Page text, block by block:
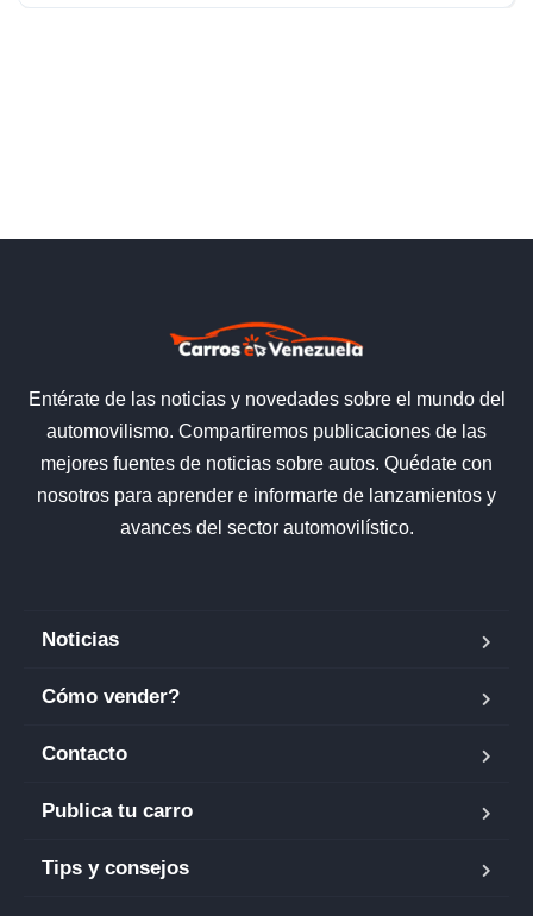
Entérate de las noticias y novedades sobre el mundo del
automovilismo. Compartiremos publicaciones de las
mejores fuentes de noticias sobre autos. Quédate con
nosotros para aprender e informarte de lanzamientos y
avances del sector automovilístico.
Noticias
Cómo vender?
Contacto
Publica tu carro
Tips y consejos